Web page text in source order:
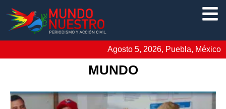
Agosto 5, 2026, Puebla, México
MUNDO